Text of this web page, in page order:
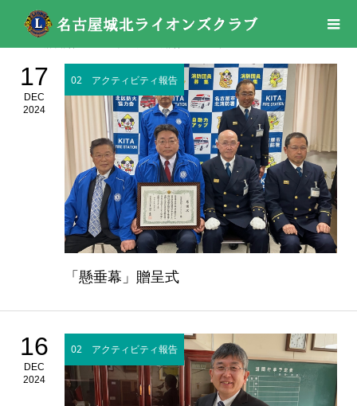
17
DEC
2024
02 アクティビティ報告
「懸垂幕」贈呈式
16
DEC
2024
02 アクティビティ報告